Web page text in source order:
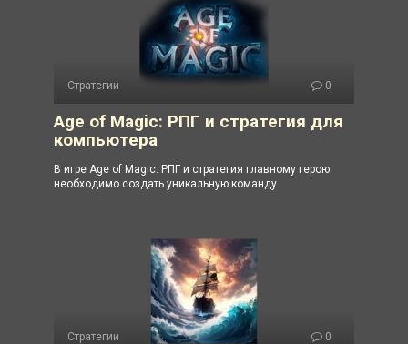
Стратегии 0
Age of Magic: РПГ и стратегия для
компьютера
В игре Age of Magic: РПГ и стратегия главному герою
необходимо создать уникальную команду
Стратегии 0